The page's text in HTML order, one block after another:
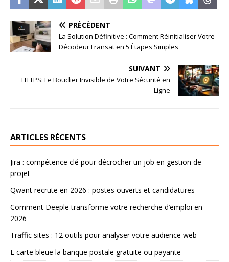
PRÉCÉDENT
La Solution Définitive : Comment Réinitialiser Votre
Décodeur Fransat en 5 Étapes Simples
SUIVANT
HTTPS: Le Bouclier Invisible de Votre Sécurité en
Ligne
ARTICLES RÉCENTS
Jira : compétence clé pour décrocher un job en gestion de
projet
Qwant recrute en 2026 : postes ouverts et candidatures
Comment Deeple transforme votre recherche d’emploi en
2026
Traffic sites : 12 outils pour analyser votre audience web
E carte bleue la banque postale gratuite ou payante